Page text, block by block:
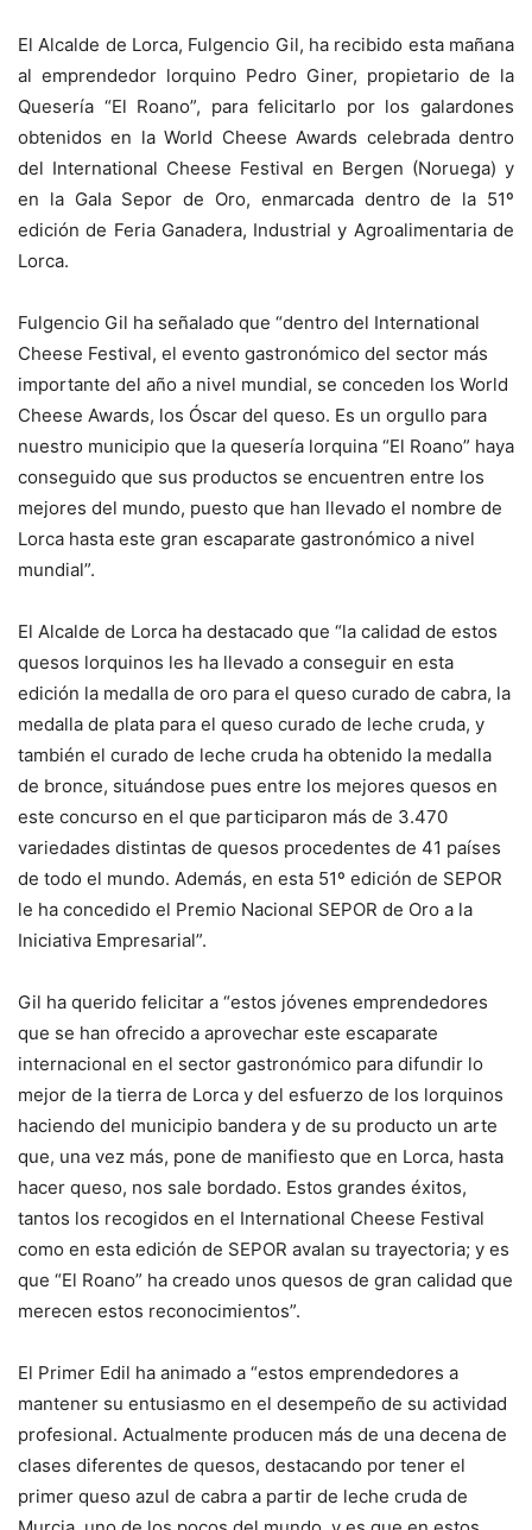
El Alcalde de Lorca, Fulgencio Gil, ha recibido esta mañana
al emprendedor lorquino Pedro Giner, propietario de la
Quesería “El Roano”, para felicitarlo por los galardones
obtenidos en la World Cheese Awards celebrada dentro
del International Cheese Festival en Bergen (Noruega) y
en la Gala Sepor de Oro, enmarcada dentro de la 51º
edición de Feria Ganadera, Industrial y Agroalimentaria de
Lorca.
Fulgencio Gil ha señalado que “dentro del International
Cheese Festival, el evento gastronómico del sector más
importante del año a nivel mundial, se conceden los World
Cheese Awards, los Óscar del queso. Es un orgullo para
nuestro municipio que la quesería lorquina “El Roano” haya
conseguido que sus productos se encuentren entre los
mejores del mundo, puesto que han llevado el nombre de
Lorca hasta este gran escaparate gastronómico a nivel
mundial”.
El Alcalde de Lorca ha destacado que “la calidad de estos
quesos lorquinos les ha llevado a conseguir en esta
edición la medalla de oro para el queso curado de cabra, la
medalla de plata para el queso curado de leche cruda, y
también el curado de leche cruda ha obtenido la medalla
de bronce, situándose pues entre los mejores quesos en
este concurso en el que participaron más de 3.470
variedades distintas de quesos procedentes de 41 países
de todo el mundo. Además, en esta 51º edición de SEPOR
le ha concedido el Premio Nacional SEPOR de Oro a la
Iniciativa Empresarial”.
Gil ha querido felicitar a “estos jóvenes emprendedores
que se han ofrecido a aprovechar este escaparate
internacional en el sector gastronómico para difundir lo
mejor de la tierra de Lorca y del esfuerzo de los lorquinos
haciendo del municipio bandera y de su producto un arte
que, una vez más, pone de manifiesto que en Lorca, hasta
hacer queso, nos sale bordado. Estos grandes éxitos,
tantos los recogidos en el International Cheese Festival
como en esta edición de SEPOR avalan su trayectoria; y es
que “El Roano” ha creado unos quesos de gran calidad que
merecen estos reconocimientos”.
El Primer Edil ha animado a “estos emprendedores a
mantener su entusiasmo en el desempeño de su actividad
profesional. Actualmente producen más de una decena de
clases diferentes de quesos, destacando por tener el
primer queso azul de cabra a partir de leche cruda de